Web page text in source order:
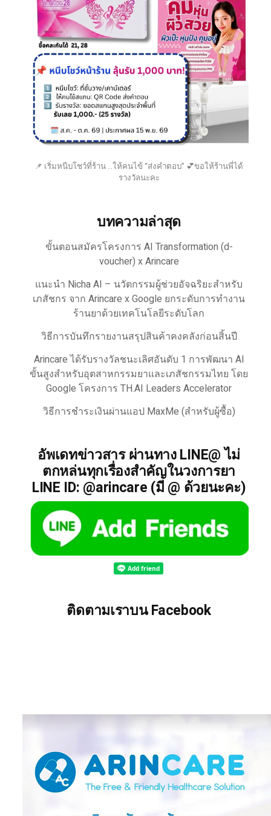
📌 เริ่มหนีบโชว์ที่ร้าน ..ให้คนไข้ “ส่งคำตอบ” 💕ขอให้ร้านพี่ได้
รางวัลนะคะ
บทความล่าสุด
ขั้นตอนสมัครโครงการ AI Transformation (d-
voucher) x Arincare
แนะนำ Nicha AI – นวัตกรรมผู้ช่วยอัจฉริยะสำหรับ
เภสัชกร จาก Arincare x Google ยกระดับการทำงาน
ร้านยาด้วยเทคโนโลยีระดับโลก
วิธีการบันทึกรายงานสรุปสินค้าคงคลังก่อนสิ้นปี
Arincare ได้รับรางวัลชนะเลิศอันดับ 1 การพัฒนา AI
ขั้นสูงสำหรับอุตสาหกรรมยาและเภสัชกรรมไทย โดย
Google โครงการ TH.AI Leaders Accelerator
วิธีการชำระเงินผ่านแอป MaxMe (สำหรับผู้ซื้อ)
อัพเดทข่าวสาร ผ่านทาง LINE@ ไม่
ตกหล่นทุกเรื่องสำคัญในวงการยา
LINE ID: @arincare (มี @ ด้วยนะคะ)
ติดตามเราบน Facebook